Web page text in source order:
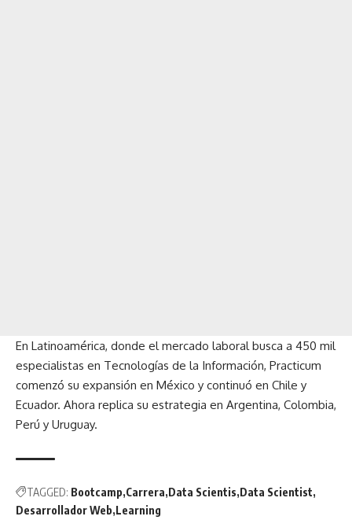
En Latinoamérica, donde el mercado laboral busca a 450 mil
especialistas en Tecnologías de la Información, Practicum
comenzó su expansión en México y continuó en Chile y
Ecuador. Ahora replica su estrategia en Argentina, Colombia,
Perú y Uruguay.
TAGGED: Bootcamp Carrera Data Scientis Data Scientist
Desarrollador Web Learning